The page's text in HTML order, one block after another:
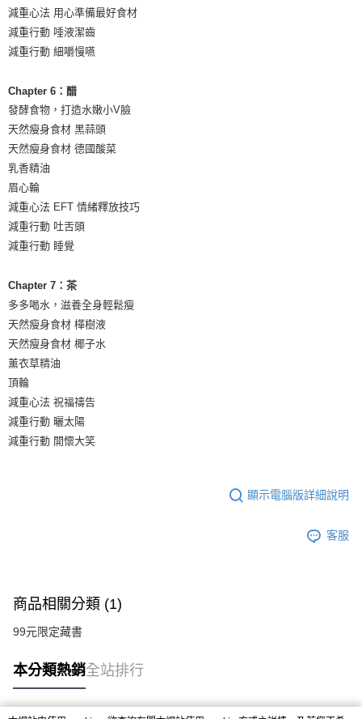
減重心法 用心準備最好食材
減重行動 唾液潔齒
減重行動 細嚼慢嚥
Chapter 6：醋
發酵食物，打造水嫩小V臉
天然瘦身食材 黑蒜頭
天然瘦身食材 德國酸菜
乳香精油
眉心輪
減重心法 EFT 情緒釋放技巧
減重行動 吐舌頭
減重行動 睡覺
Chapter 7：茶
多多喝水，滋養全身輕鬆瘦
天然瘦身食材 樺樹液
天然瘦身食材 椰子水
薰衣草精油
頂輪
減重心法 祝福禱告
減重行動 曬太陽
減重行動 開懷大笑
顯示電腦版詳細說明
客服
商品相關分類 (1)
99元限定藏書
本分類熱銷全站排行